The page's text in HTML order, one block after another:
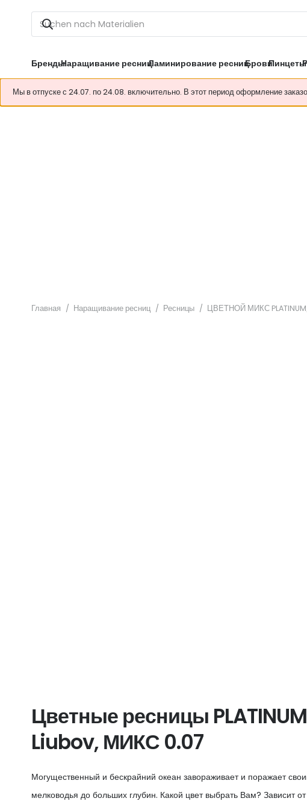
БрендыНаращивание ресницЛаминирование ресницБровиПинцеты
Мы в отпуске с 24.07. по 24.08. включительно. В этот период оформление
Главная / Наращивание ресниц / Ресницы / ЦВЕТНОЙ МИКС
Цветные ресницы
Liubov, МИКС 0.07
Могущественный и бескрайний океан завораживает и поражает
мелководья до больших глубин. Какой цвет выбрать Вам?